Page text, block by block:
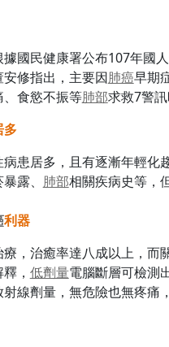
國民健康署公布107年國
修指出，主要因肺癌早期
食慾不振等肺部求救7警
多
患居多，且有逐漸年輕化
露、 肺部相關疾病史等，
利器
，治癒率達八成以上，而
， 低劑量電腦斷層可檢測
線劑量，無危險也無疼痛